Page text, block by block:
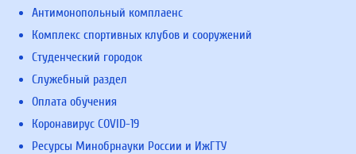
Антимонопольный комплаенс
Комплекс спортивных клубов и сооружений
Студенческий городок
Служебный раздел
Оплата обучения
Коронавирус COVID-19
Ресурсы Минобрнауки России и ИжГТУ